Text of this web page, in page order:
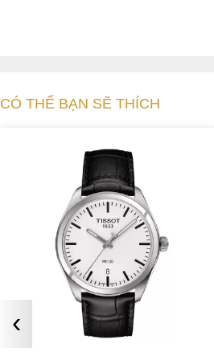
CÓ THỂ BẠN SẼ THÍCH
‹